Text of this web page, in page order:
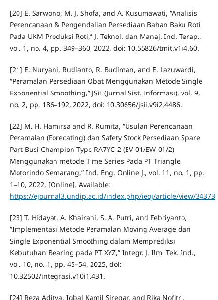
[20] E. Sarwono, M. J. Shofa, and A. Kusumawati, “Analisis
Perencanaan & Pengendalian Persediaan Bahan Baku Roti
Pada UKM Produksi Roti,” J. Teknol. dan Manaj. Ind. Terap.,
vol. 1, no. 4, pp. 349–360, 2022, doi: 10.55826/tmit.v1i4.60.
[21] E. Nuryani, Rudianto, R. Budiman, and E. Lazuwardi,
“Peramalan Persediaan Obat Menggunakan Metode Single
Exponential Smoothing,” JSiI (Jurnal Sist. Informasi), vol. 9,
no. 2, pp. 186–192, 2022, doi: 10.30656/jsii.v9i2.4486.
[22] M. H. Hamirsa and R. Rumita, “Usulan Perencanaan
Peramalan (Forecating) dan Safety Stock Persediaan Spare
Part Busi Champion Type RA7YC-2 (EV-01/EW-01/2)
Menggunakan metode Time Series Pada PT Triangle
Motorindo Semarang,” Ind. Eng. Online J., vol. 11, no. 1, pp.
1–10, 2022, [Online]. Available:
https://ejournal3.undip.ac.id/index.php/ieoj/article/view/34373
[23] T. Hidayat, A. Khairani, S. A. Putri, and Febriyanto,
“Implementasi Metode Peramalan Moving Average dan
Single Exponential Smoothing dalam Memprediksi
Kebutuhan Bearing pada PT XYZ,” Integr. J. Ilm. Tek. Ind.,
vol. 10, no. 1, pp. 45–54, 2025, doi:
10.32502/integrasi.v10i1.431.
[24] Reza Aditya, Iqbal Kamil Siregar, and Rika Nofitri,